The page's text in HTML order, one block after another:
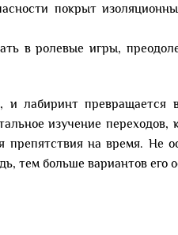
покрыт
в ролевые игры,
лабиринт превращается
изучение переходов,
на время. Не
тем больше вариантов его